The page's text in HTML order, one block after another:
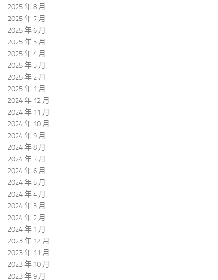
2025 年 8 月
2025 年 7 月
2025 年 6 月
2025 年 5 月
2025 年 4 月
2025 年 3 月
2025 年 2 月
2025 年 1 月
2024 年 12 月
2024 年 11 月
2024 年 10 月
2024 年 9 月
2024 年 8 月
2024 年 7 月
2024 年 6 月
2024 年 5 月
2024 年 4 月
2024 年 3 月
2024 年 2 月
2024 年 1 月
2023 年 12 月
2023 年 11 月
2023 年 10 月
2023 年 9 月